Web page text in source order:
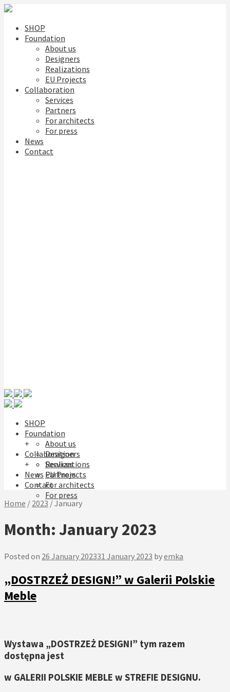
SHOP
Foundation
About us
Designers
Realizations
EU Projects
Collaboration
Services
Partners
For architects
For press
News
Contact
SHOP
Foundation
About us
Designers
Realizations
EU Projects
+
Collaboration
Services
Partners
For architects
For press
+
News
Contact
Home / 2023 /January
Month: January 2023
Posted on 26 January 202331 January 2023 byemka
„DOSTRZEŻ DESIGN!” w Galerii Polskie
Meble
Wystawa „DOSTRZEŻ DESIGN!” tym razem
dostępna jest
w GALERII POLSKIE MEBLE w STREFIE DESIGNU.